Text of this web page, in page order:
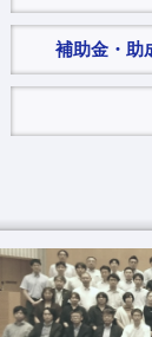
補助金・助